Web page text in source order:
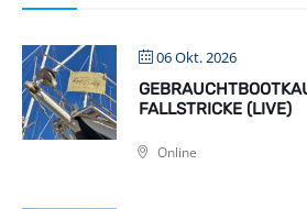
06 Okt. 2026
FALLSTRICKE (LIVE)
Online